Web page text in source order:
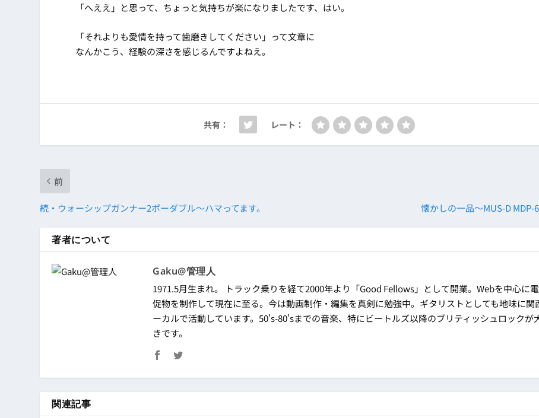
「へええ」と思って、ちょっと気持ちが楽になりましたです、はい。
「それよりも愛情を持って歯磨きしてください」って文章に
なんかこう、経験の深さを感じるんですよねえ。
共有： レート：
前
続・ウォーシップガンナー2ポーダブル～ハマってます。 懐かしの一品～MUS-D MDP-
著者について
Gaku@管理人
1971.5月生まれ。 トラック乗りを経て2000年より「Good Fellows」として開業。Webを中心に
促物を制作して現在に至る。今は動画制作・編集を真剣に勉強中。ギタリストとしても地味に関
ーカルで活動しています。50's-80'sまでの音楽、特にビートルズ以降のブリティッシュロックが
きです。
関連記事